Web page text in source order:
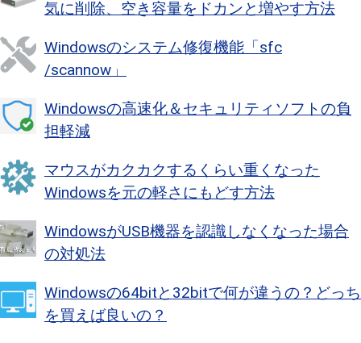
気に削除、空き容量をドカンと増やす方法
Windowsのシステム修復機能「sfc
/scannow」
Windowsの高速化＆セキュリティソフトの負
担軽減
マウスがカクカクするくらい重くなった
Windowsを元の軽さにもどす方法
WindowsがUSB機器を認識しなくなった場合
の対処法
Windowsの64bitと32bitで何が違うの？どっち
を買えば良いの？